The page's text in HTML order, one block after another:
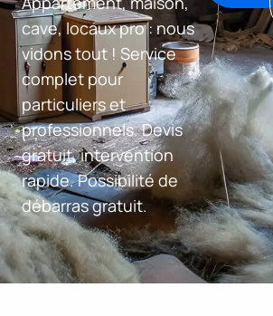
cave, locaux pro : nous
vidons tout ! Service
complet pour
particuliers et
professionnels. Devis
gratuit, intervention
rapide. Possibilité de
débarras gratuit.